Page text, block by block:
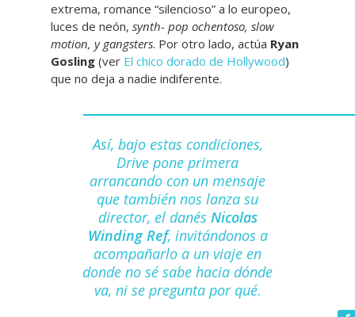
extrema, romance “silencioso” a lo europeo,
luces de neón, synth- pop ochentoso, slow
motion, y gangsters. Por otro lado, actúa Ryan
Gosling (ver El chico dorado de Hollywood)
que no deja a nadie indiferente.
Así, bajo estas condiciones,
Drive pone primera
arrancando con un mensaje
que también nos lanza su
director, el danés Nicolas
Winding Ref, invitándonos a
acompañarlo a un viaje en
donde no sé sabe hacia dónde
va, ni se pregunta por qué.